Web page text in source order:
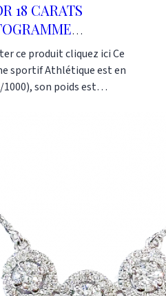
18 CARATS
15MM
ce produit cliquez ici Ce
sportif Athlétique est en
son poids est
(750/1000). Il peut se
(20mm, 25mm ou
pendentifs Pictogramme
sports. C'est une
des personnes jeunes
sont fabriqués dans
dès maintenant
située au 127 rue
de Paris.
vous pouvez nous
76 90